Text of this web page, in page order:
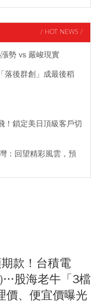
/ HOT NEWS /
勢 vs 嚴峻現實
落後群創」成最後稻
！鎖定美日頂級客戶切
：回望精彩風雲，預
款！台積電
股海老牛「3檔
價、便宜價曝光